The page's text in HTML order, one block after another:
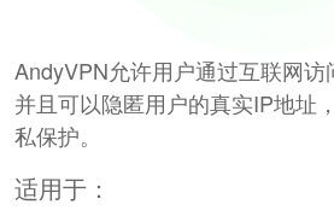
AndyVPN允许用户通过互联网访
并且可以隐匿用户的真实IP地址
私保护。
适用于：